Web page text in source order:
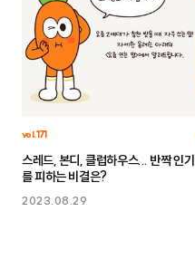
vol.171
스레드, 본디, 클럽하우스... 반짝 인기
를 피하는 비결은?
2023.08.29